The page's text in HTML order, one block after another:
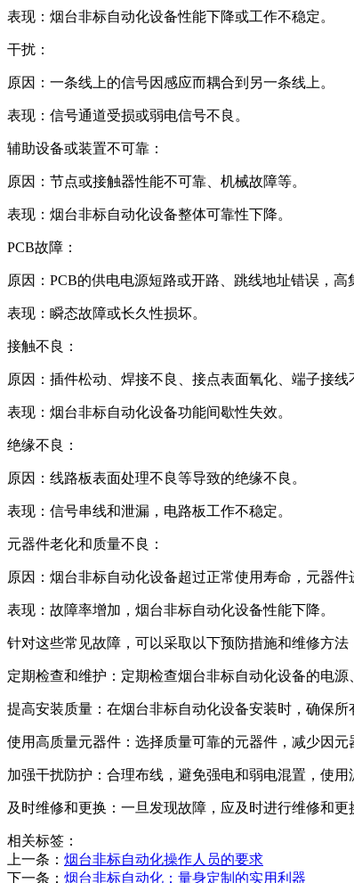
‌表现‌：烟台非标自动化设备性能下降或工作不稳定。
‌干扰‌：
‌原因‌：一条线上的信号因感应而耦合到另一条线上。
‌表现‌：信号通道受损或弱电信号不良。
‌辅助设备或装置不可靠‌：
‌原因‌：节点或接触器性能不可靠、机械故障等。
‌表现‌：烟台非标自动化设备整体可靠性下降。
‌PCB故障‌：
原因‌：PCB的供电电源短路或开路、跳线地址错误，
‌表现‌：瞬态故障或长久性损坏。
‌接触不良‌：
原因‌：插件松动、焊接不良、接点表面氧化、端子接线
‌表现‌：烟台非标自动化设备功能间歇性失效。
‌绝缘不良‌：
‌原因‌：线路板表面处理不良等导致的绝缘不良。
‌表现‌：信号串线和泄漏，电路板工作不稳定。
‌元器件老化和质量不良‌：
原因‌：烟台非标自动化设备超过正常使用寿命，元器件
‌表现‌：故障率增加，烟台非标自动化设备性能下降。
针对这些常见故障，可以采取以下预防措施和维修方法
定期检查和维护‌：定期检查烟台非标自动化设备的电
提高安装质量‌：在烟台非标自动化设备安装时，确保
使用高质量元器件‌：选择质量可靠的元器件，减少因元
加强干扰防护‌：合理布线，避免强电和弱电混置，使用
及时维修和更换‌：一旦发现故障，应及时进行维修和
相关标签：
上一条： 烟台非标自动化操作人员的要求
下一条： 烟台非标自动化：量身定制的实用利器